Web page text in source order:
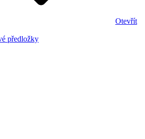
Otevřít
předložky